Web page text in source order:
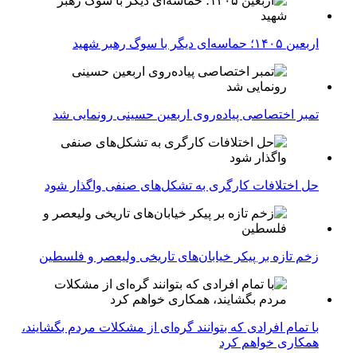
اربعین ۱۴۰۵؛ حماسه‌ای دیگر با سوگ رهبر شهید
تمبر اختصاصی پیاده‌روی اربعین حسینی رونمایی شد
حل اختلافات کارگری به تشکل‌های صنفی واگذار شود
زخم تازه بر پیکر خیابان‌های تاریخی ولیعصر و فلسطین
با تمام افرادی که بتوانند گره‌ای از مشکلات مردم بگشایند،
همکاری خواهم کرد